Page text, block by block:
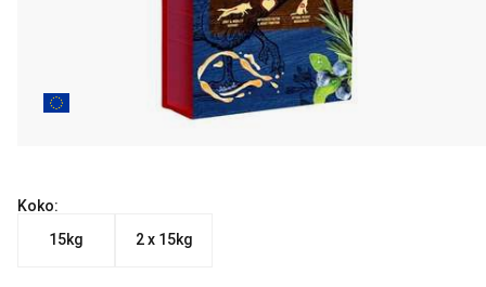
Koko:
15kg
2 x 15kg